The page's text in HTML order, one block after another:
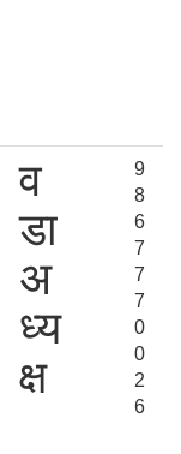
व
डा
अ
ध्य
क्ष
9
8
6
7
7
7
0
0
2
6